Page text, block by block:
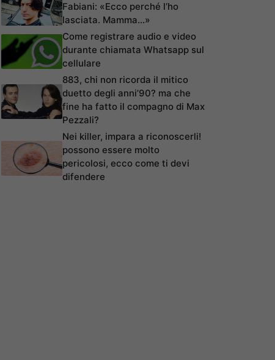
Fabiani: «Ecco perché l’ho
lasciata. Mamma…»
Come registrare audio e video
durante chiamata Whatsapp sul
cellulare
883, chi non ricorda il mitico
duetto degli anni’90? ma che
fine ha fatto il compagno di Max
Pezzali?
Nei killer, impara a riconoscerli!
possono essere molto
pericolosi, ecco come ti devi
difendere